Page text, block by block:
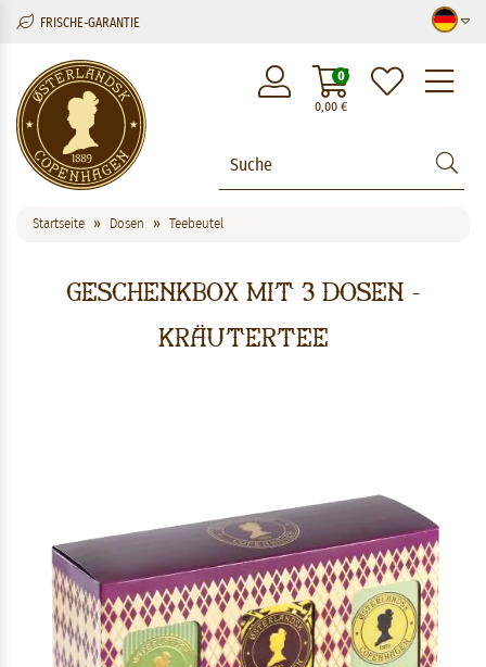
FRISCHE-GARANTIE
0,00€
0
Startseite Dosen Teebeutel
Geschenkbox mit 3 Dosen -
Kräutertee